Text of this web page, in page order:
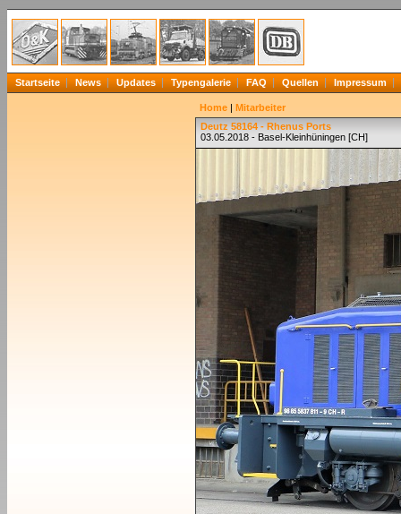
Startseite News Updates Typengalerie FAQ Quellen Impressum
Home | Mitarbeiter
Deutz 58164 - Rhenus Ports
03.05.2018 - Basel-Kleinhüningen [CH]